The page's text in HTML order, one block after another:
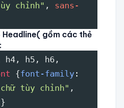
chỉnh" , sans-
Headline( gồm các thẻ
h4, h5, h6,
{font-family
chữ tùy chỉnh"